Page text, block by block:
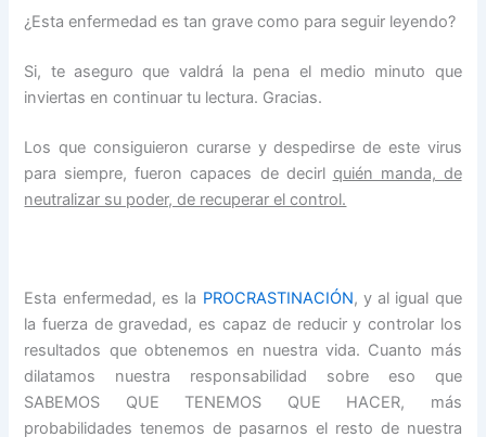
¿Esta enfermedad es tan grave como para seguir leyendo?
Si, te aseguro que valdrá la pena el medio minuto que
inviertas en continuar tu lectura. Gracias.
Los que consiguieron curarse y despedirse de este virus
para siempre, fueron capaces de decirl quién manda, de
neutralizar su poder, de recuperar el control.
Esta enfermedad, es la PROCRASTINACIÓN, y al igual que
la fuerza de gravedad, es capaz de reducir y controlar los
resultados que obtenemos en nuestra vida. Cuanto más
dilatamos nuestra responsabilidad sobre eso que
SABEMOS QUE TENEMOS QUE HACER, más
probabilidades tenemos de pasarnos el resto de nuestra